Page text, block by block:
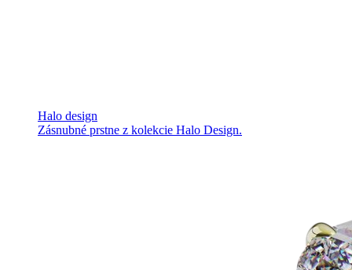
Halo design
Zásnubné prstne z kolekcie Halo Design.